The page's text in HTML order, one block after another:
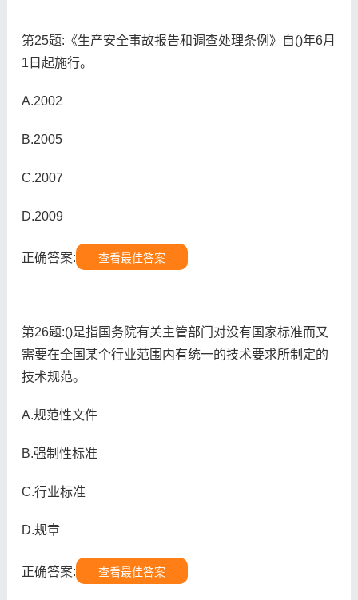
第25题:《生产安全事故报告和调查处理条例》自()年6月
1日起施行。
A.2002
B.2005
C.2007
D.2009
正确答案: 查看最佳答案
第26题:()是指国务院有关主管部门对没有国家标准而又
需要在全国某个行业范围内有统一的技术要求所制定的
技术规范。
A.规范性文件
B.强制性标准
C.行业标准
D.规章
正确答案: 查看最佳答案